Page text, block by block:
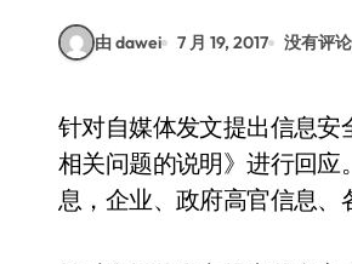
由 dawei 7 月 19, 2017 没有评论
针对自媒体发文提出信息安全方面的质疑，百度网盘官方微博发布《关于网盘用户公开分享链接
相关问题的说明》进行回应
息，企业、政府高官信息、